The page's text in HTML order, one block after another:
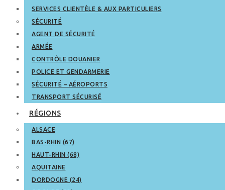
SERVICES CLIENTÈLE & AUX PARTICULIERS
SÉCURITÉ
AGENT DE SÉCURITÉ
ARMÉE
CONTRÔLE DOUANIER
POLICE ET GENDARMERIE
SÉCURITÉ – AÉROPORTS
TRANSPORT SÉCURISÉ
RÉGIONS
ALSACE
BAS-RHIN (67)
HAUT-RHIN (68)
AQUITAINE
DORDOGNE (24)